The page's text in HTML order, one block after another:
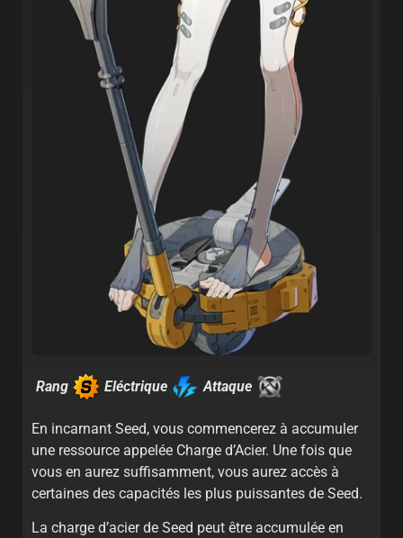
Rang Eléctrique Attaque
En incarnant Seed, vous commencerez à accumuler
une ressource appelée Charge d’Acier. Une fois que
vous en aurez suffisamment, vous aurez accès à
certaines des capacités les plus puissantes de Seed.
La charge d’acier de Seed peut être accumulée en